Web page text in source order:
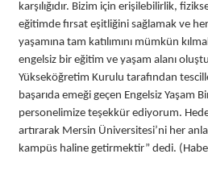
karşılığıdır. Bizim için erişilebilirlik,
eğitimde fırsat eşitliğini sağlamak ve
yaşamına tam katılımını mümkün
engelsiz bir eğitim ve yaşam alanı
Yükseköğretim Kurulu tarafından
başarıda emeği geçen Engelsiz Yaşam
personelimize teşekkür ediyorum.
artırarak Mersin Üniversitesi’ni her
kampüs haline getirmektir” dedi.